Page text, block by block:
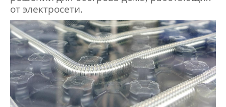
от электросети.